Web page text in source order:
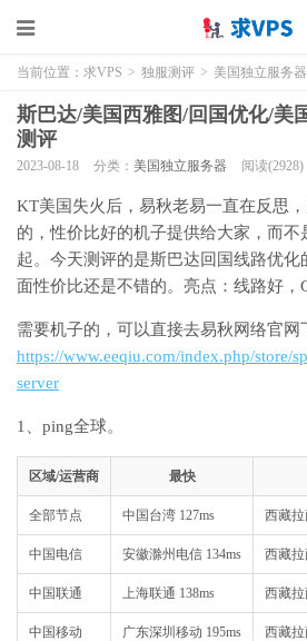
当前位置： 求VPS > 独服测评 > 美国独立服务器
斯巴达/美国西雅图/回国优化/美
测评
2023-08-18 分类： 美国独立服务器 阅读(2928)
KT美国失火后，易秋老易一直在反思
的，性价比好的机子提供给大家，而不
起。今天测评的是斯巴达回国线路优
面性价比还是不错的。亮点：线路好，
需要机子的，可以直接去易秋网络官网
https://www.eeqiu.com/index.php/store/
server
1、ping全球。
区域/运营商 最快
全部节点 中国台湾 127ms 西藏拉
中国电信 安徽滁州电信 134ms 西藏拉
中国联通 上海联通 138ms 西藏拉
中国移动 广东深圳移动 195ms 西藏拉